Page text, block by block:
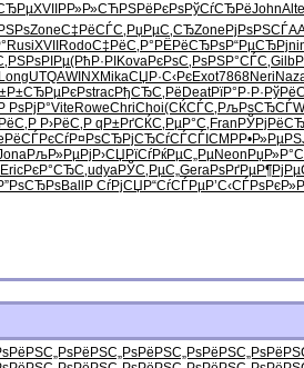
XVII РР»Р»СЋРЅРёРєРѕРўСѓСЂРёJohnAlte
ZoneС‡РёСЃС‚ РџРµС‚СЂZone РјРѕРЅСЃ
RusiXVII RodoС‡РёС‚Р° РЁРёСЂРѕР“РµСЂРј
РЅРѕРІРµ(РћР·РІ KovaРєРѕС‚РѕРЅР°СЃС‚Gilb
LongUTQAWINXMikaСЏР·С‹РєExot7868Neri
СЂРµРєРѕtracРђСЂС‚Рё DeatРїР°Р·Р·
Р РѕРјР°Vite RoweChriChoi(СЌСЃС‚ РљРѕСЂСЃ
Р›РёС‚Р qР±РґСЌС‚РµР°С‚ Fran РЎРјРёСЂ
РёСЃРєСѓР¤РѕСЂРјСЂСѓСЃСЃ ICMPР•Р»РµРЅ
РљР»РµРј Р›СЏРїСѓРќРµС„РµNeon
EricРєР°СЂС‚udyaРЎС‚РµС„GeraРѕРґРµР¶
Ball Р СѓРјСЏ Р“СѓСЃРµР’С‹СЃРѕ
РёРЅС„РѕРёРЅС„РѕРёРЅС„РѕРёРЅС„Рѕ